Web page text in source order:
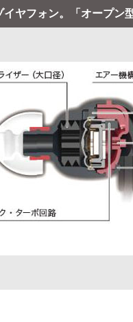
ヤフォン。「オープン